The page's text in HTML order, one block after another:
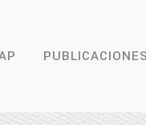
PUBLICACIONES